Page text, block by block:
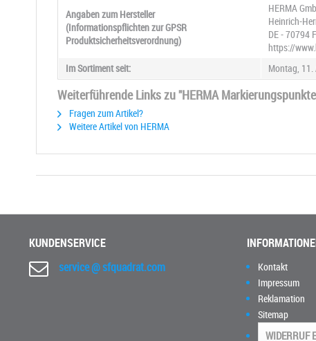
Angaben zum Hersteller
(Informationspflichten zur GPSR
Produktsicherheitsverordnung)
HERMA
Heinrich-
DE - 70794
https://
Im Sortiment seit:
Montag, 11.
Weiterführende Links zu "HERMA
Fragen zum Artikel?
Weitere Artikel von HERMA
KUNDENSERVICE
service @ sfquadrat.com
Kontakt
Impressum
Reklamation
Sitemap
WIDERRUF